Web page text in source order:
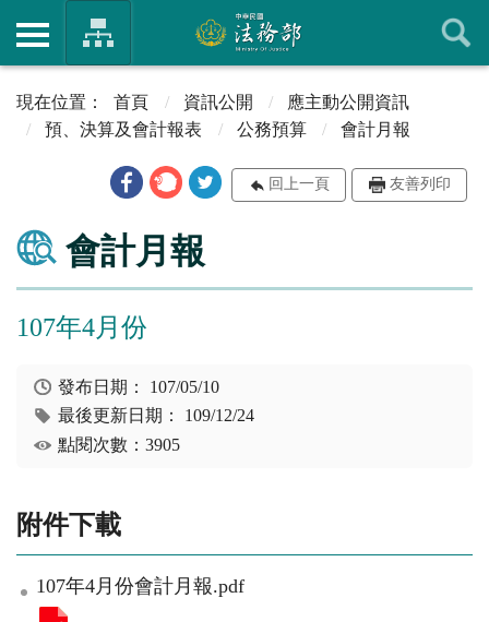
首頁 資訊公開
應主動公開資訊
預、決算及會計報表
公務預算 會計月報
回上一頁 友善列印
會計月報
107年4月份
發布日期： 107/05/10
最後更新日期： 109/12/24
點閱次數：3905
附件下載
107年4月份會計月報.pdf